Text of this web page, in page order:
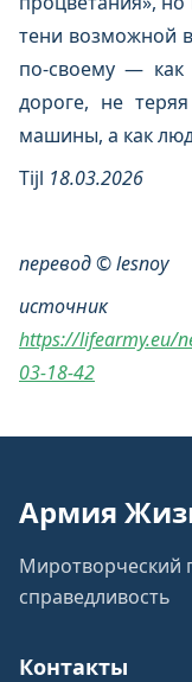
тени возможной
по-своему —
дороге, не
машины, а как
Tijl 18.03.2026
перевод © lesnoy
источник
https://lifearmy.eu/
03-18-42
Армия
Миротворческий
справедливость
Контакты